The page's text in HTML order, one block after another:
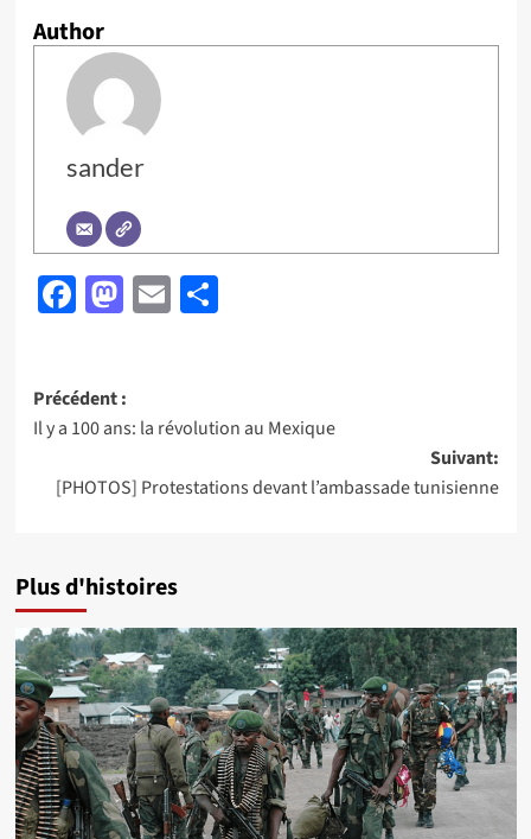
Author
sander
Facebook
Mastodon
EmailPartager
Navigation
d’article
Précédent :
Il y a 100 ans: la révolution au Mexique
Suivant:
[PHOTOS] Protestations devant l’ambassade tunisienne
Plus d'histoires